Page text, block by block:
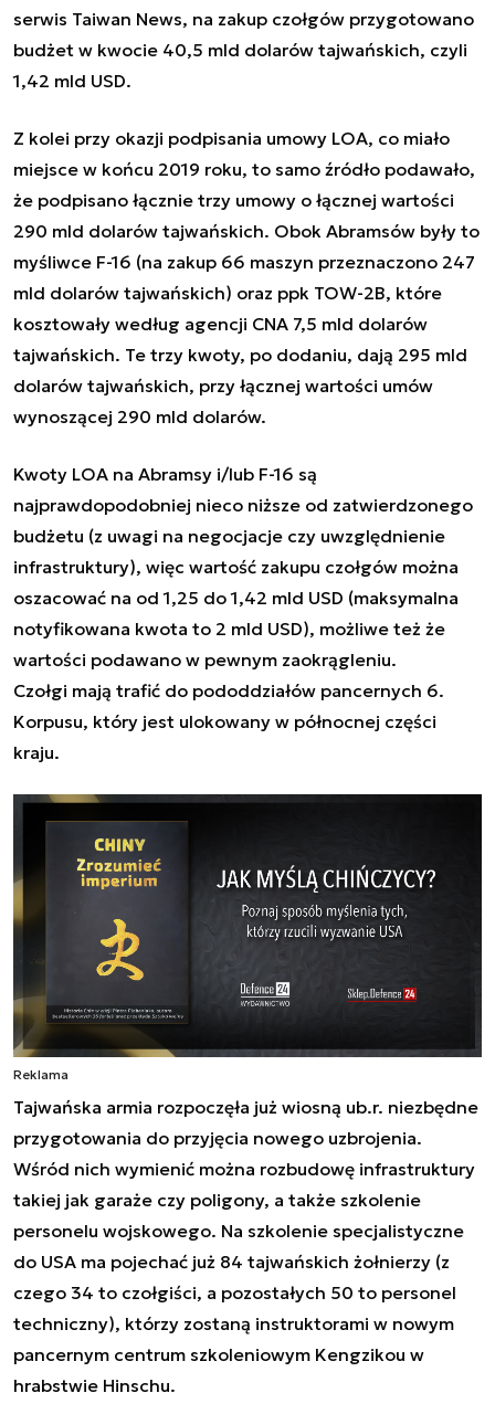
serwis Taiwan News, na zakup czołgów przygotowano
budżet w kwocie 40,5 mld dolarów tajwańskich, czyli
1,42 mld USD.
Z kolei przy okazji podpisania umowy LOA, co miało
miejsce w końcu 2019 roku, to samo źródło podawało,
że podpisano łącznie trzy umowy o łącznej wartości
290 mld dolarów tajwańskich. Obok Abramsów były to
myśliwce F-16 (na zakup 66 maszyn przeznaczono 247
mld dolarów tajwańskich) oraz ppk TOW-2B, które
kosztowały według agencji CNA 7,5 mld dolarów
tajwańskich. Te trzy kwoty, po dodaniu, dają 295 mld
dolarów tajwańskich, przy łącznej wartości umów
wynoszącej 290 mld dolarów.
Kwoty LOA na Abramsy i/lub F-16 są
najprawdopodobniej nieco niższe od zatwierdzonego
budżetu (z uwagi na negocjacje czy uwzględnienie
infrastruktury), więc wartość zakupu czołgów można
oszacować na od 1,25 do 1,42 mld USD (maksymalna
notyfikowana kwota to 2 mld USD), możliwe też że
wartości podawano w pewnym zaokrągleniu.
Czołgi mają trafić do pododdziałów pancernych 6.
Korpusu, który jest ulokowany w północnej części
kraju.
Reklama
Tajwańska armia rozpoczęła już wiosną ub.r. niezbędne
przygotowania do przyjęcia nowego uzbrojenia.
Wśród nich wymienić można rozbudowę infrastruktury
takiej jak garaże czy poligony, a także szkolenie
personelu wojskowego. Na szkolenie specjalistyczne
do USA ma pojechać już 84 tajwańskich żołnierzy (z
czego 34 to czołgiści, a pozostałych 50 to personel
techniczny), którzy zostaną instruktorami w nowym
pancernym centrum szkoleniowym Kengzikou w
hrabstwie Hinschu.